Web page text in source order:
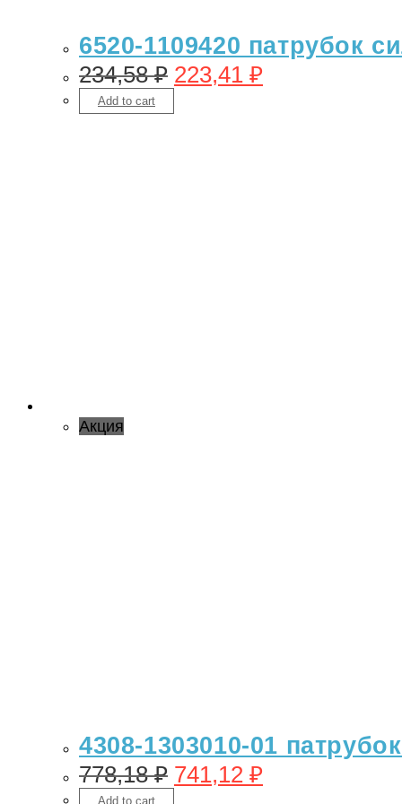
6520-1109420 патрубок
234,58₽ 223,41 ₽
Add to cart
Акция
4308-1303010-01
778,18₽ 741,12 ₽
Add to cart